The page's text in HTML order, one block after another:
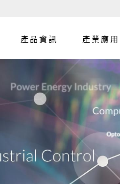
產品資訊 產業應用